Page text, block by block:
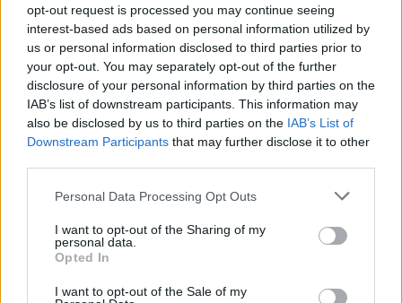
opt-out request is processed you may continue seeing
interest-based ads based on personal information utilized by
us or personal information disclosed to third parties prior to
your opt-out. You may separately opt-out of the further
disclosure of your personal information by third parties on the
IAB’s list of downstream participants. This information may
also be disclosed by us to third parties on the IAB’s List of
Downstream Participants that may further disclose it to other
Personal Data Processing Opt Outs
I want to opt-out of the Sharing of my
personal data.
Opted In
I want to opt-out of the Sale of my